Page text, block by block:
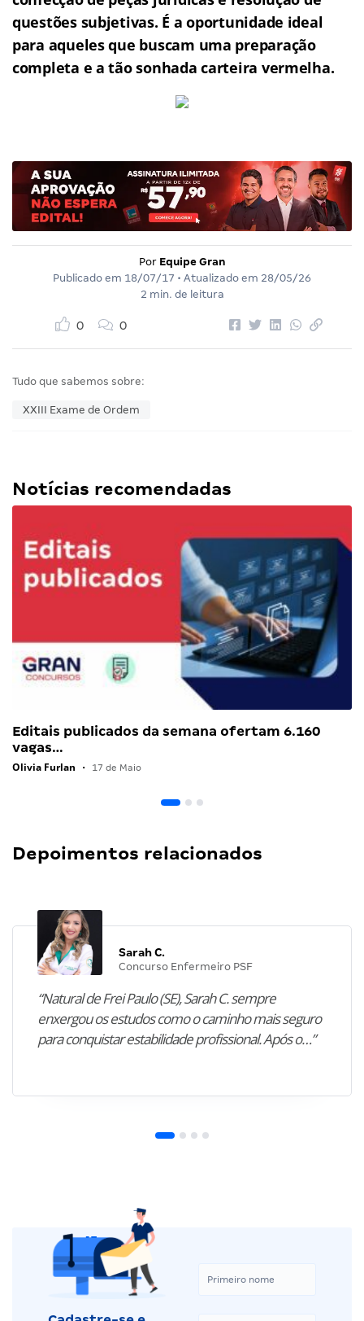
questões subjetivas. É a oportunidade ideal
para aqueles que buscam uma preparação
completa e a tão sonhada carteira vermelha.
Por Equipe Gran
Publicado em 18/07/17 • Atualizado em 28/05/26
2 min. de leitura
0 0
Tudo que sabemos sobre:
XXIII Exame de Ordem
Notícias recomendadas
Editais publicados da semana ofertam 6.160
vagas…
Olivia Furlan • 17 de Maio
Depoimentos relacionados
Sarah C.
Concurso Enfermeiro PSF
“Natural de Frei Paulo (SE), Sarah C. sempre
enxergou os estudos como o caminho mais seguro
para conquistar estabilidade profissional. Após o…”